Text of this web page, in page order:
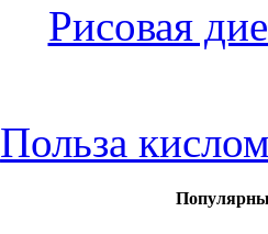
Рисовая
Польза